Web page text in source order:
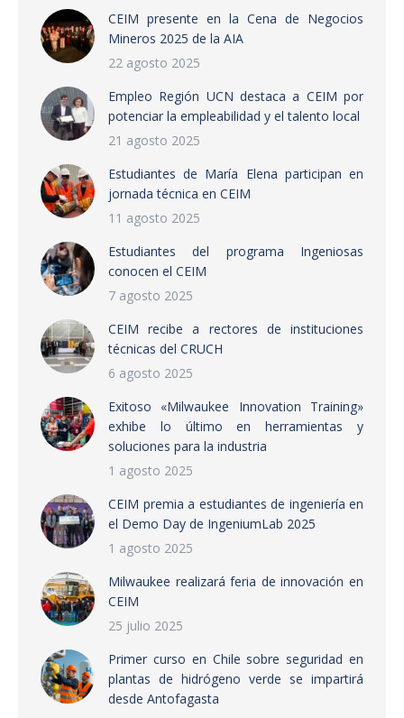
CEIM presente en la Cena de Negocios
Mineros 2025 de la AIA
22 agosto 2025
Empleo Región UCN destaca a CEIM por
potenciar la empleabilidad y el talento local
21 agosto 2025
Estudiantes de María Elena participan en
jornada técnica en CEIM
11 agosto 2025
Estudiantes del programa Ingeniosas
conocen el CEIM
7 agosto 2025
CEIM recibe a rectores de instituciones
técnicas del CRUCH
6 agosto 2025
Exitoso «Milwaukee Innovation Training»
exhibe lo último en herramientas y
soluciones para la industria
1 agosto 2025
CEIM premia a estudiantes de ingeniería en
el Demo Day de IngeniumLab 2025
1 agosto 2025
Milwaukee realizará feria de innovación en
CEIM
25 julio 2025
Primer curso en Chile sobre seguridad en
plantas de hidrógeno verde se impartirá
desde Antofagasta